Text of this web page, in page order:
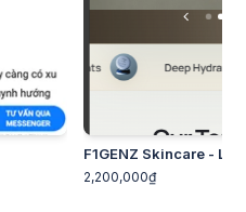
F1GENZ Skincare -
2,200,000₫